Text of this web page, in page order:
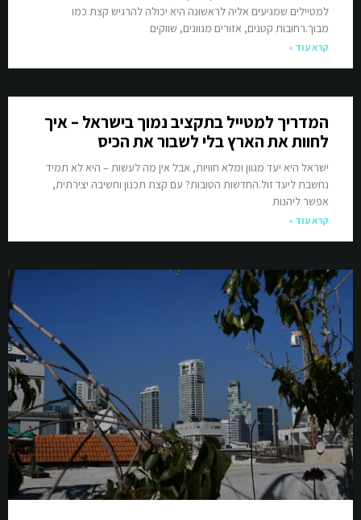
למטיילים שמגיעים אליה לראשונה היא יכולה להרגיש קצת כמו
מבוך.רחובות קטנים, אזורים מגוונים, שווקים
קרא עוד »
המדריך למטייל בתקציב נמוך בישראל – איך
לחוות את הארץ בלי לשבור את הכיס
ישראל היא יעד מגוון ומלא חוויות, אבל אין מה לעשות – היא לא תמיד
נחשבת ליעד זול.החדשות הטובות? עם קצת תכנון וחשיבה יצירתית,
אפשר ליהנות
קרא עוד »